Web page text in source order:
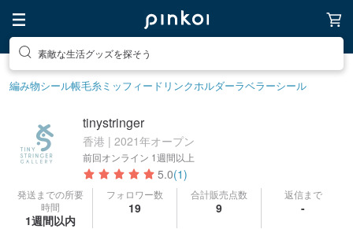
素敵な生活グッズを探そう
編み物シール帳毛糸ミッフィー ドリンクホルダーラベラーシール
tinystringer
香港 | 2021年オープン
前回オンライン 1週間以上
5.0(1)
発送までの所要
時間
1週間以内
フォロワー数
19
合計販売点数
9
返信まで
-